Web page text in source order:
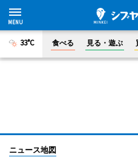
33°C 食べる 見る・遊ぶ
ニュース地図